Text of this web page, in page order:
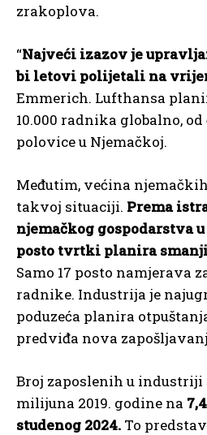
zrakoplova.
“Najveći izazov je
bi letovi polijetali na
Emmerich. Lufthansa
10.000 radnika globalno, od
polovice u Njemačkoj.
Međutim, većina
takvoj situaciji. Prema
njemačkog gospodarstva
posto tvrtki planira
Samo 17 posto namjerava
radnike. Industrija je
poduzeća planira
predviđa nova
Broj zaposlenih u industriji
milijuna 2019. godine na
studenog 2024. To